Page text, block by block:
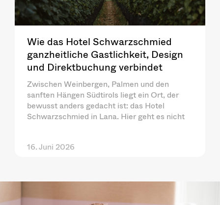
Wie das Hotel Schwarzschmied
ganzheitliche Gastlichkeit, Design
und Direktbuchung verbindet
Zwischen Weinbergen, Palmen und den
sanften Hängen Südtirols liegt ein Ort, der
bewusst anders gedacht ist: das Hotel
Schwarzschmied in Lana. Hier geht es nicht
16. Juni 2026